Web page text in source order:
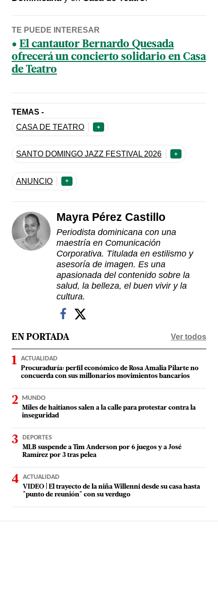
TE PUEDE INTERESAR
El cantautor Bernardo Quesada
ofrecerá un concierto solidario en Casa
de Teatro
TEMAS -
CASA DE TEATRO
+
SANTO DOMINGO JAZZ FESTIVAL 2026 +
ANUNCIO +
Mayra Pérez Castillo
Periodista dominicana con una
maestría en Comunicación
Corporativa. Titulada en estilismo y
asesoría de imagen. Es una
apasionada del contenido sobre la
salud, la belleza, el buen vivir y la
cultura.
EN PORTADA Ver todos
ACTUALIDAD
Procuraduría: perfil económico de Rosa Amalia Pilarte no
concuerda con sus millonarios movimientos bancarios
MUNDO
Miles de haitianos salen a la calle para protestar contra la
inseguridad
DEPORTES
MLB suspende a Tim Anderson por 6 juegos y a José
Ramírez por 3 tras pelea
ACTUALIDAD
VIDEO | El trayecto de la niña Willenni desde su casa hasta
"punto de reunión" con su verdugo